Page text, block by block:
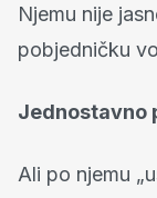
Njemu nije
pobjedničku
Jednostavno
Ali po njemu